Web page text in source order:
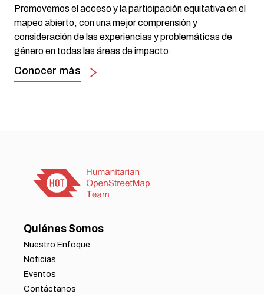
Promovemos el acceso y la participación equitativa en el
mapeo abierto, con una mejor comprensión y
consideración de las experiencias y problemáticas de
género en todas las áreas de impacto.
Conocer más
Quiénes Somos
Nuestro Enfoque
Noticias
Eventos
Contáctanos